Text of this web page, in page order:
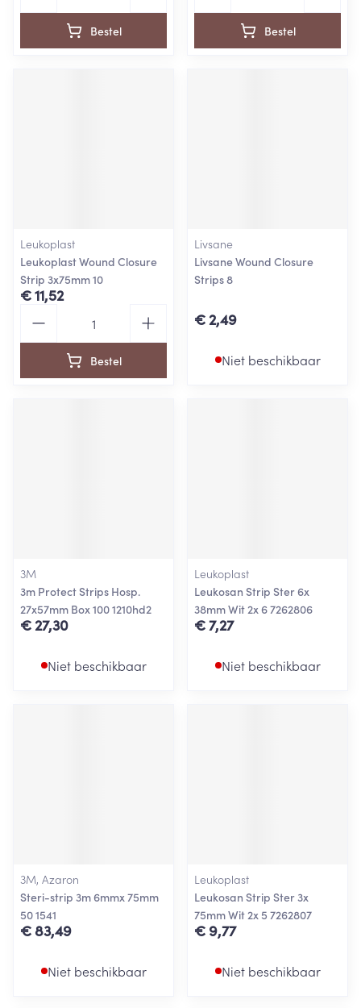
Bestel Bestel
Leukoplast
Leukoplast Wound Closure
Strip 3x75mm 10
€ 11,52
Bestel
Livsane
Livsane Wound Closure
Strips 8
€ 2,49
Niet beschikbaar
3M
3m Protect Strips Hosp.
27x57mm Box 100 1210hd2
€ 27,30
Niet beschikbaar
Leukoplast
Leukosan Strip Ster 6x
38mm Wit 2x 6 7262806
€ 7,27
Niet beschikbaar
3M, Azaron
Steri-strip 3m 6mmx 75mm
50 1541
€ 83,49
Niet beschikbaar
Leukoplast
Leukosan Strip Ster 3x
75mm Wit 2x 5 7262807
€ 9,77
Niet beschikbaar